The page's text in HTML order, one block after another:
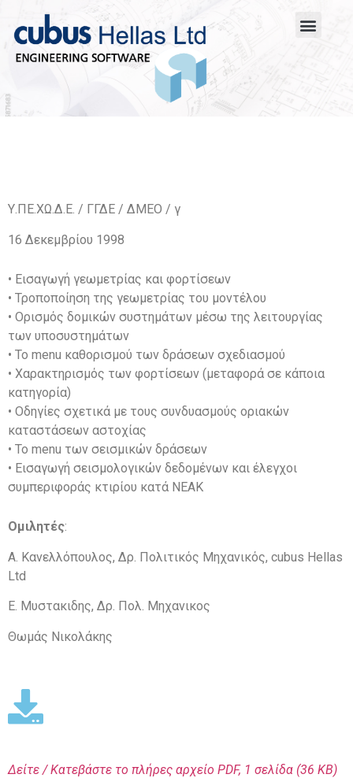
Υ.ΠΕ.ΧΩ.Δ.Ε. / ΓΓΔΕ / ΔΜΕΟ / γ
16 Δεκεμβρίου 1998
• Eισαγωγή γεωμετρίας και φορτίσεων
• Τροποποίηση της γεωμετρίας του μοντέλου
• Ορισμός δομικών συστημάτων μέσω της λειτουργίας
των υποσυστημάτων
• Το menu καθορισμού των δράσεων σχεδιασμού
• Χαρακτηρισμός των φορτίσεων (μεταφορά σε κάποια
κατηγορία)
• Οδηγίες σχετικά με τους συνδυασμούς οριακών
καταστάσεων αστοχίας
• Το menu των σεισμικών δράσεων
• Εισαγωγή σεισμολογικών δεδομένων και έλεγχοι
συμπεριφοράς κτιρίου κατά ΝΕΑΚ
Ομιλητές:
Α. Κανελλόπουλος, Δρ. Πολιτικός Μηχανικός, cubus Hellas
Ltd
Ε. Μυστακιδης, Δρ. Πολ. Μηχανικος
Θωμάς Νικολάκης
Δείτε / Κατεβάστε το πλήρες αρχείο PDF, 1 σελίδα (36 KΒ)